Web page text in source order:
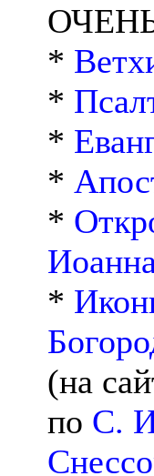
*
*
*
*
*
*
(на
по С.